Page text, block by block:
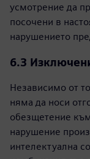
усмотрение да
посочени в
нарушението
6.3
Независимо от
няма да носи
обезщетение
нарушение
интелектуална